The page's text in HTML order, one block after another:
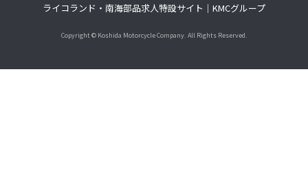
ライコランド・南海部品求人特設サイト｜KMCグループ
Copyright © Koshida Motorcycle Company. All Rights Reserved.